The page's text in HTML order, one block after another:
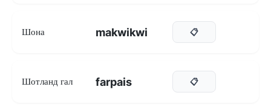
Шона makwikwi 📋
Шотланд гал farpais 📋